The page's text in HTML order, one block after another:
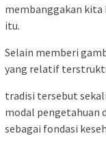
membanggakan kita
itu.
Selain memberi
yang relatif
tradisi tersebut
modal pengetahuan
sebagai fondasi